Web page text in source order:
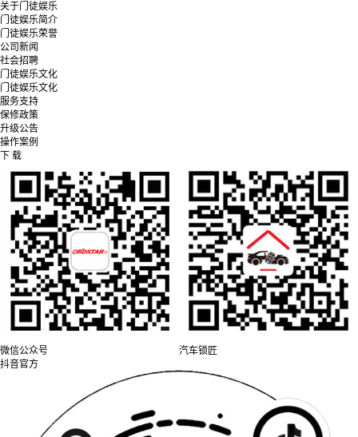
关于门徒娱乐
门徒娱乐简介
门徒娱乐荣誉
公司新闻
社会招聘
门徒娱乐文化
门徒娱乐文化
服务支持
保修政策
升级公告
操作案例
下 载
微信公众号
抖音官方
汽车锁匠